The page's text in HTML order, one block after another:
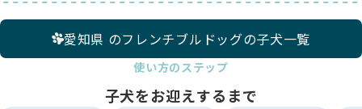
愛知県 のフレンチブルドッグの子犬一覧
使い方のステップ
子犬をお迎えするまで